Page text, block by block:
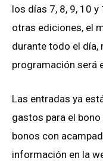
los días 7, 8, 9, 10
otras ediciones, el
durante todo el día,
programación será
Las entradas ya
gastos para el
bonos con
información en la